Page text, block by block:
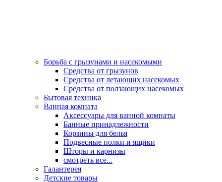
Борьба с грызунами и насекомыми
Средства от грызунов
Средства от летающих насекомых
Средства от ползающих насекомых
Бытовая техника
Ванная комната
Аксессуары для ванной комнаты
Банные принадлежности
Корзины для белья
Подвесные полки и ящики
Шторы и карнизы
смотреть все...
Галантерея
Детские товары